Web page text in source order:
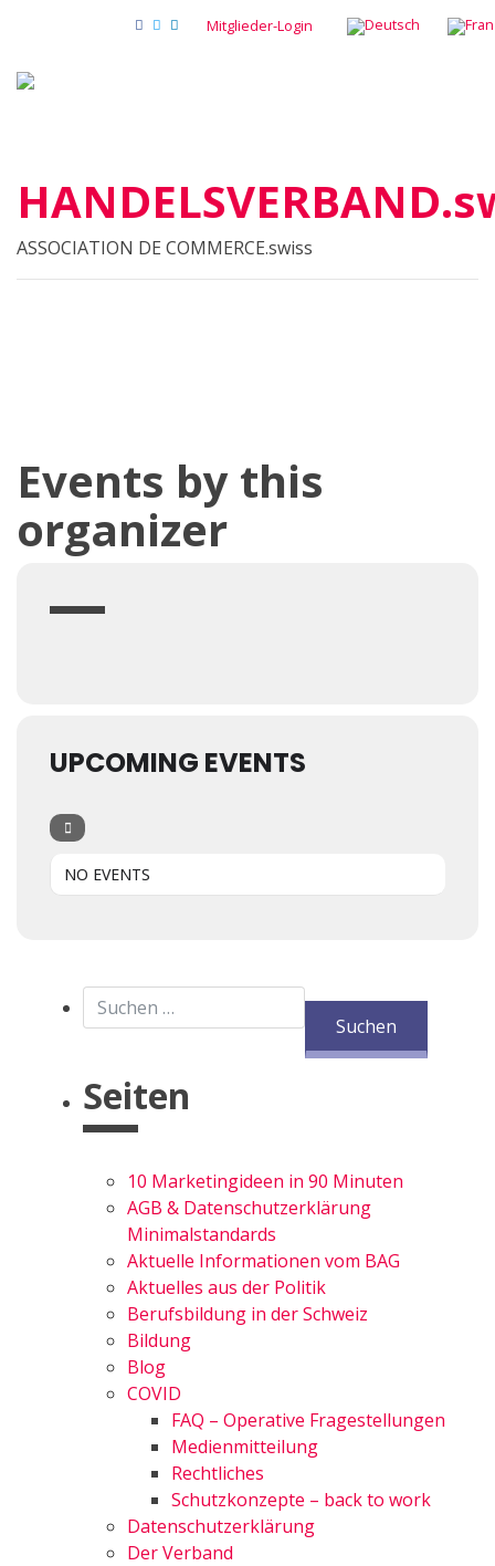
Mitglieder-Login
ASSOCIATION DE COMMERCE.swiss
Events by this
organizer
UPCOMING EVENTS
NO EVENTS
Suchen nach:
Seiten
10 Marketingideen in 90 Minuten
AGB & Datenschutzerklärung
Minimalstandards
Aktuelle Informationen vom BAG
Aktuelles aus der Politik
Berufsbildung in der Schweiz
Bildung
Blog
COVID
FAQ – Operative Fragestellungen
Medienmitteilung
Rechtliches
Schutzkonzepte – back to work
Datenschutzerklärung
Der Verband